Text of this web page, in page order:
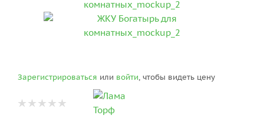
Зарегистрироваться или войти, чтобы видеть цену